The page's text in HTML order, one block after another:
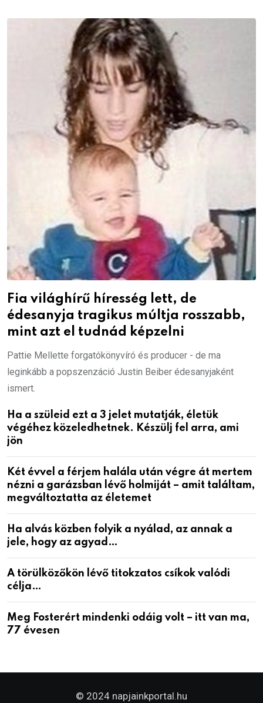
Fia világhírű híresség lett, de
édesanyja tragikus múltja rosszabb,
mint azt el tudnád képzelni
Pattie Mellette forgatókönyvíró és producer - de ma
leginkább a popszenzáció Justin Beiber édesanyjaként
ismert.
Ha a szüleid ezt a 3 jelet mutatják, életük
végéhez közeledhetnek. Készülj fel arra, ami
jön
Két évvel a férjem halála után végre át mertem
nézni a garázsban lévő holmiját – amit találtam,
megváltoztatta az életemet
Ha alvás közben folyik a nyálad, az annak a
jele, hogy az agyad…
A törülközőkön lévő titokzatos csíkok valódi
célja…
Meg Fosterért mindenki odáig volt – itt van ma,
77 évesen
© 2024 napjainkportal.hu